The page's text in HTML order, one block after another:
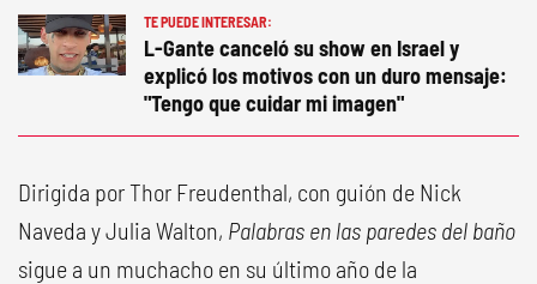
TE PUEDE INTERESAR:
L-Gante canceló su show en Israel y
explicó los motivos con un duro mensaje:
"Tengo que cuidar mi imagen"
Dirigida por Thor Freudenthal, con guión de Nick
Naveda y Julia Walton, Palabras en las paredes del baño
sigue a un muchacho en su último año de la